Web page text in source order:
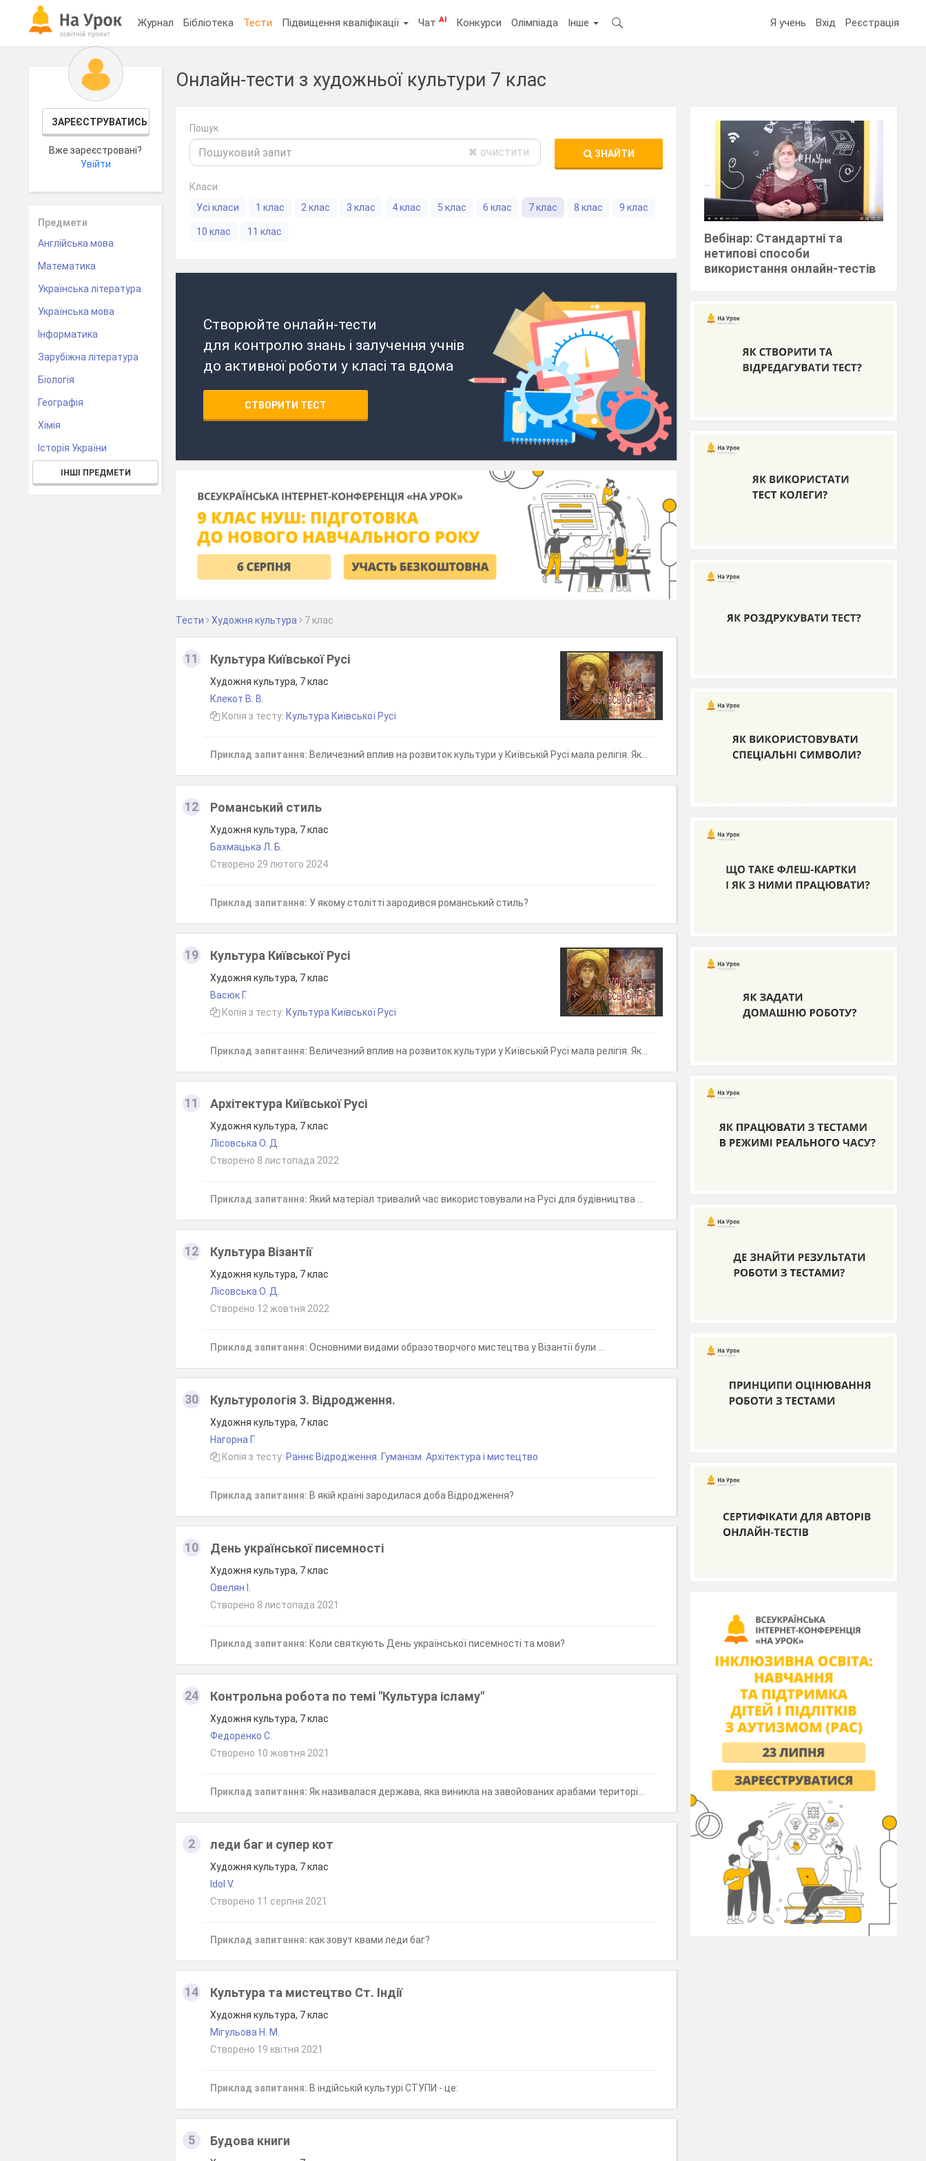
Журнал Бібліотека Тести Підвищення кваліфікації ЧатAI Конкурси Олімпіада Інше Я учень Вхід Реєстрація
ЗАРЕЄСТРУВАТИСЬ
Вже зареєстровані?
Увійти
Предмети
Англійська мова
Математика
Українська література
Українська мова
Інформатика
Зарубіжна література
Біологія
Географія
Хімія
Історія України
ІНШІ ПРЕДМЕТИ
Онлайн-тести з художньої культури 7 клас
Пошук
очистити ЗНАЙТИ
Класи
Усі класи
1 клас 2 клас 3 клас 4 клас 5 клас 6 клас 7 клас 8 клас 9 клас
10 клас 11 клас
Створюйте онлайн-тести
для контролю знань і залучення учнів
до активної роботи у класі та вдома
СТВОРИТИ ТЕСТ
Тести Художня культура 7 клас
11 Культура Київської Русі
Художня культура, 7 клас
Клекот В. В.
Копія з тесту: Культура Київської Русі
Приклад запитання: Величезний вплив на розвиток культури у Київській Русі мала релігія. Який князь "охрестив" Русь?
12 Романський стиль
Художня культура, 7 клас
Бахмацька Л. Б.
Створено 29 лютого 2024
Приклад запитання: У якому столітті зародився романський стиль?
19 Культура Київської Русі
Художня культура, 7 клас
Васюк Г.
Копія з тесту: Культура Київської Русі
Приклад запитання: Величезний вплив на розвиток культури у Київській Русі мала релігія. Який князь "охрестив" Русь?
11 Архітектура Київської Русі
Художня культура, 7 клас
Лісовська О. Д.
Створено 8 листопада 2022
Приклад запитання: Який матеріал тривалий час використовували на Русі для будівництва будинків ?
12 Культура Візантії
Художня культура, 7 клас
Лісовська О. Д.
Створено 12 жовтня 2022
Приклад запитання: Основними видами образотворчого мистецтва у Візантії були ...
30 Культурологія 3. Відродження.
Художня культура, 7 клас
Нагорна Г.
Копія з тесту: Раннє Відродження. Гуманізм. Архітектура і мистецтво
Приклад запитання: В якій країні зародилася доба Відродження?
10 День української писемності
Художня культура, 7 клас
Овелян І.
Створено 8 листопада 2021
Приклад запитання: Коли святкують День української писемності та мови?
24 Контрольна робота по темі "Культура ісламу"
Художня культура, 7 клас
Федоренко С.
Створено 10 жовтня 2021
Приклад запитання: Як називалася держава, яка виникла на завойованих арабами територіях?
2 леди баг и супер кот
Художня культура, 7 клас
Idol V.
Створено 11 серпня 2021
Приклад запитання: как зовут квами леди баг?
14 Культура та мистецтво Ст. Індії
Художня культура, 7 клас
Мігульова Н. М.
Створено 19 квітня 2021
Приклад запитання: В індійській культурі СТУПИ - це:
5 Будова книги
Вебінар: Стандартні та
нетипові способи
використання онлайн-тестів